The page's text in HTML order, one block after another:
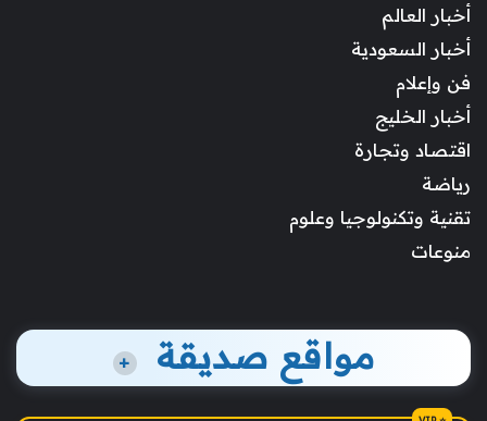
أخبار العالم
أخبار السعودية
فن وإعلام
أخبار الخليج
اقتصاد وتجارة
رياضة
تقنية وتكنولوجيا وعلوم
منوعات
مواقع صديقة +